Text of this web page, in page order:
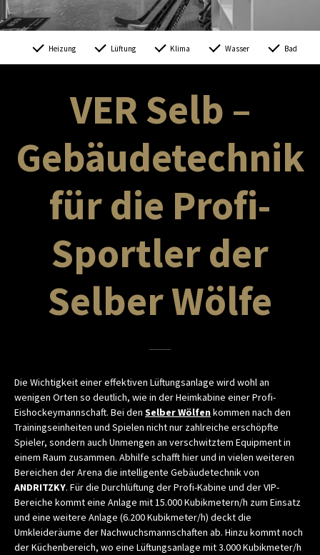
Heizung Lüftung Klima Wasser Bad
VER Selb –
Gebäudetechnik
für die Profi-
Sportler der
Selber Wölfe
Die Wichtigkeit einer effektiven Lüftungsanlage wird wohl an
wenigen Orten so deutlich, wie in der Heimkabine einer Profi-
Eishockeymannschaft. Bei den Selber Wölfenkommen nach den
Trainingseinheiten und Spielen nicht nur zahlreiche erschöpfte
Spieler, sondern auch Unmengen an verschwitztem Equipment in
einem Raum zusammen. Abhilfe schafft hier und in vielen weiteren
Bereichen der Arena die intelligente Gebäudetechnik von
ANDRITZKY. Für die Durchlüftung der Profi-Kabine und der VIP-
Bereiche kommt eine Anlage mit 15.000 Kubikmetern/h zum Einsatz
und eine weitere Anlage (6.200 Kubikmeter/h) deckt die
Umkleideräume der Nachwuchsmannschaften ab. Hinzu kommt noch
der Küchenbereich, wo eine Lüftungsanlage mit 3.000 Kubikmeter/h